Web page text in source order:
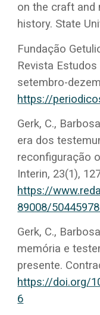
on the craft and
history. State
Fundação
Revista
setembro-
https://
Gerk, C.,
era dos
reconfiguração
Interin, 23(1),
https://
89008/
Gerk, C.,
memória e
presente.
https://doi.org/
6